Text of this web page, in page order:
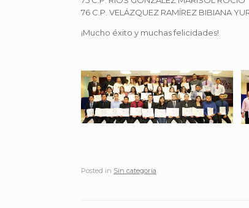
76 C.P. VELÁZQUEZ RAMÍREZ BIBIANA
¡Mucho éxito y muchas felicidades!
Posted in Sin categoría.